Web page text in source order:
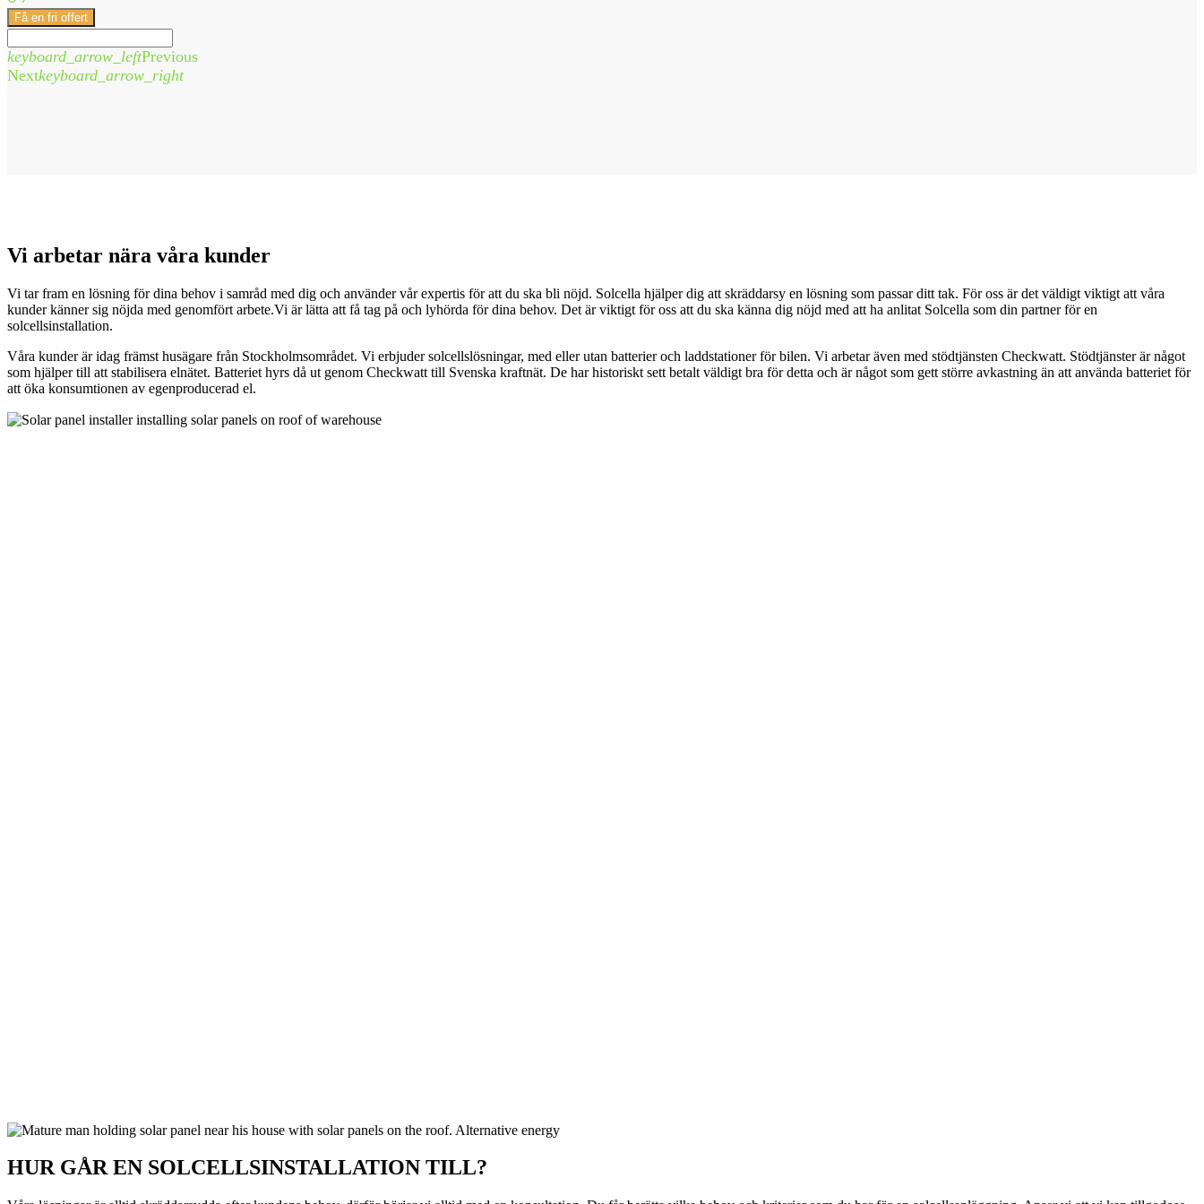
Få en fri offert
keyboard_arrow_leftPrevious
Nextkeyboard_arrow_right
Vi arbetar nära våra kunder
Vi tar fram en lösning för dina behov i samråd med dig och använder vår expertis för att du ska bli nöjd. Solcella hjälper dig att skräddarsy en lösning som passar ditt tak. För oss är det väldigt viktigt att våra
kunder känner sig nöjda med genomfört arbete.Vi är lätta att få tag på och lyhörda för dina behov. Det är viktigt för oss att du ska känna dig nöjd med att ha anlitat Solcella som din partner för en
solcellsinstallation.
Våra kunder är idag främst husägare från Stockholmsområdet. Vi erbjuder solcellslösningar, med eller utan batterier och laddstationer för bilen. Vi arbetar även med stödtjänsten Checkwatt. Stödtjänster är något
som hjälper till att stabilisera elnätet. Batteriet hyrs då ut genom Checkwatt till Svenska kraftnät. De har historiskt sett betalt väldigt bra för detta och är något som gett större avkastning än att använda batteriet för
att öka konsumtionen av egenproducerad el.
HUR GÅR EN SOLCELLSINSTALLATION TILL?